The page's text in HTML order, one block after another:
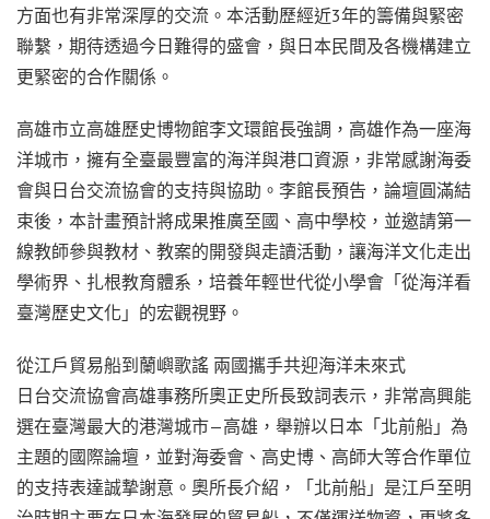
方面也有非常深厚的交流。本活動歷經近3年的籌備與緊密
聯繫，期待透過今日難得的盛會，與日本民間及各機構建立
更緊密的合作關係。
高雄市立高雄歷史博物館李文環館長強調，高雄作為一座海
洋城市，擁有全臺最豐富的海洋與港口資源，非常感謝海委
會與日台交流協會的支持與協助。李館長預告，論壇圓滿結
束後，本計畫預計將成果推廣至國、高中學校，並邀請第一
線教師參與教材、教案的開發與走讀活動，讓海洋文化走出
學術界、扎根教育體系，培養年輕世代從小學會「從海洋看
臺灣歷史文化」的宏觀視野。
從江戶貿易船到蘭嶼歌謠 兩國攜手共迎海洋未來式
日台交流協會高雄事務所奧正史所長致詞表示，非常高興能
選在臺灣最大的港灣城市—高雄，舉辦以日本「北前船」為
主題的國際論壇，並對海委會、高史博、高師大等合作單位
的支持表達誠摯謝意。奧所長介紹，「北前船」是江戶至明